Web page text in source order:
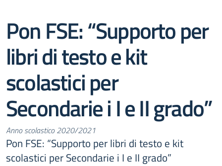
Pon FSE: “Supporto per
libri di testo e kit
scolastici per
Secondarie i I e II grado”
Anno scolastico 2020/2021
Pon FSE: “Supporto per libri di testo e kit
scolastici per Secondarie i I e II grado”